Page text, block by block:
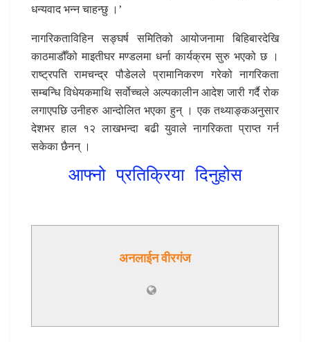
धन्यवाद भन्न चाहन्छु ।’
नागरिकताविहिन सङ्घर्ष समितिको आयोजनामा बिहिबारदेखि
काठमाडौँको माइतीघर मण्डलमा धर्ना कार्यक्रम सुरु भएको छ ।
राष्ट्रपति रामचन्द्र पौडेलले प्रामानिकरण गरेको नागरिकता
सम्बन्धि विधेयकमाथि सर्वोच्चले अल्पकालीन आदेश जारी गर्दै रोक
लगाएपछि उनीहरु आन्दोलित भएका हुन् । एक तथ्याङ्कअनुसार
देशभर हाल १२ लाखभन्दा बढी युवाले नागरिकता प्राप्त गर्न
सकेका छैनन् ।
आफ्नो प्रतिक्रिया दिनुहोस
अनलाईन वीरगंज